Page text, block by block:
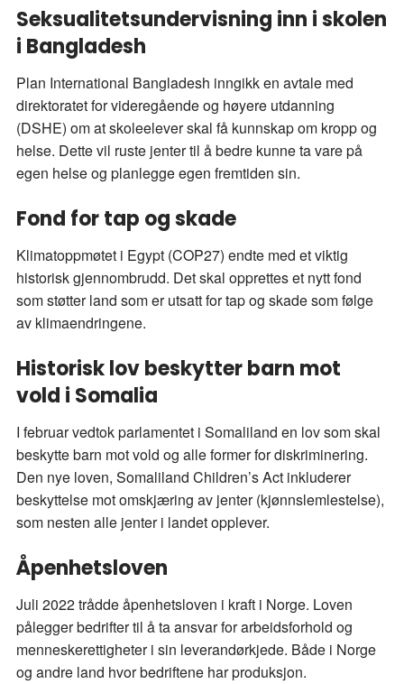
Seksualitetsundervisning inn i skolen
i Bangladesh
Plan International Bangladesh inngikk en avtale med
direktoratet for videregående og høyere utdanning
(DSHE) om at skoleelever skal få kunnskap om kropp og
helse. Dette vil ruste jenter til å bedre kunne ta vare på
egen helse og planlegge egen fremtiden sin.
Fond for tap og skade
Klimatoppmøtet i Egypt (COP27) endte med et viktig
historisk gjennombrudd. Det skal opprettes et nytt fond
som støtter land som er utsatt for tap og skade som følge
av klimaendringene.
Historisk lov beskytter barn mot
vold i Somalia
I februar vedtok parlamentet i Somaliland en lov som skal
beskytte barn mot vold og alle former for diskriminering.
Den nye loven, Somaliland Children’s Act inkluderer
beskyttelse mot omskjæring av jenter (kjønnslemlestelse),
som nesten alle jenter i landet opplever.
Åpenhetsloven
Juli 2022 trådde åpenhetsloven i kraft i Norge. Loven
pålegger bedrifter til å ta ansvar for arbeidsforhold og
menneskerettigheter i sin leverandørkjede. Både i Norge
og andre land hvor bedriftene har produksjon.